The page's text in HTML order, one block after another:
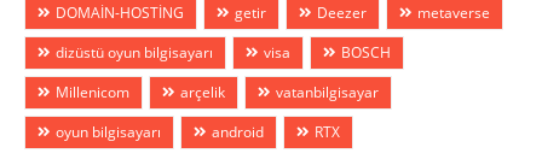
DOMAİN-HOSTİNG
getir Deezer
metaverse
dizüstü oyun bilgisayarı
visa
BOSCH
Millenicom
arçelik
vatanbilgisayar
oyun bilgisayarı
android RTX